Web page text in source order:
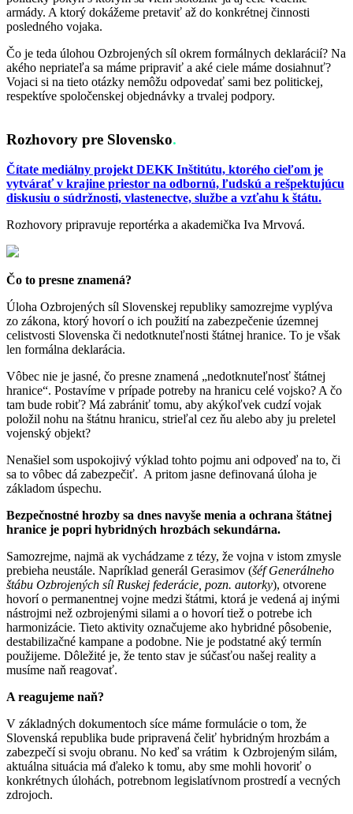
armády. A ktorý dokážeme pretaviť až do konkrétnej činnosti
posledného vojaka.
Čo je teda úlohou Ozbrojených síl okrem formálnych deklarácií? Na
akého nepriateľa sa máme pripraviť a aké ciele máme dosiahnuť?
Vojaci si na tieto otázky nemôžu odpovedať sami bez politickej,
respektíve spoločenskej objednávky a trvalej podpory.
Rozhovory pre Slovensko.
Čítate mediálny projekt DEKK Inštitútu, ktorého cieľom je
vytvárať v krajine priestor na odbornú, ľudskú a rešpektujúcu
diskusiu o súdržnosti, vlastenectve, službe a vzťahu k štátu.
Rozhovory pripravuje reportérka a akademička Iva Mrvová.
Čo to presne znamená?
Úloha Ozbrojených síl Slovenskej republiky samozrejme vyplýva
zo zákona, ktorý hovorí o ich použití na zabezpečenie územnej
celistvosti Slovenska či nedotknuteľnosti štátnej hranice. To je však
len formálna deklarácia.
Vôbec nie je jasné, čo presne znamená „nedotknuteľnosť štátnej
hranice“. Postavíme v prípade potreby na hranicu celé vojsko? A čo
tam bude robiť? Má zabrániť tomu, aby akýkoľvek cudzí vojak
položil nohu na štátnu hranicu, strieľal cez ňu alebo aby ju preletel
vojenský objekt?
Nenašiel som uspokojivý výklad tohto pojmu ani odpoveď na to, či
sa to vôbec dá zabezpečiť. A pritom jasne definovaná úloha je
základom úspechu.
Bezpečnostné hrozby sa dnes navyše menia a ochrana štátnej
hranice je popri hybridných hrozbách sekundárna.
Samozrejme, najmä ak vychádzame z tézy, že vojna v istom zmysle
prebieha neustále. Napríklad generál Gerasimov (šéf Generálneho
štábu Ozbrojených síl Ruskej federácie, pozn. autorky), otvorene
hovorí o permanentnej vojne medzi štátmi, ktorá je vedená aj inými
nástrojmi než ozbrojenými silami a o hovorí tiež o potrebe ich
harmonizácie. Tieto aktivity označujeme ako hybridné pôsobenie,
destabilizačné kampane a podobne. Nie je podstatné aký termín
použijeme. Dôležité je, že tento stav je súčasťou našej reality a
musíme naň reagovať.
A reagujeme naň?
V základných dokumentoch síce máme formulácie o tom, že
Slovenská republika bude pripravená čeliť hybridným hrozbám a
zabezpečí si svoju obranu. No keď sa vrátim k Ozbrojeným silám,
aktuálna situácia má ďaleko k tomu, aby sme mohli hovoriť o
konkrétnych úlohách, potrebnom legislatívnom prostredí a vecných
zdrojoch.